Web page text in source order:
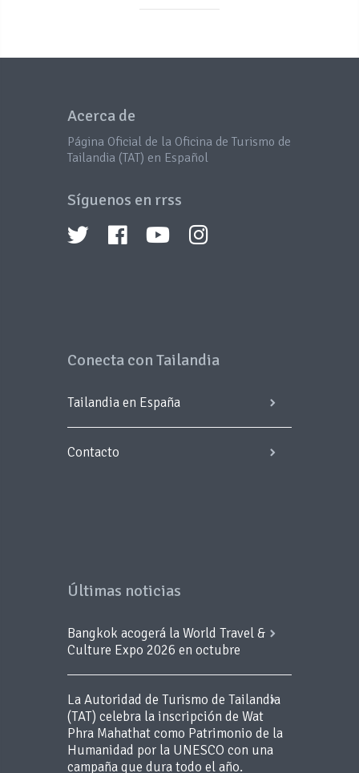
Acerca de
Página Oficial de la Oficina de Turismo de
Tailandia (TAT) en Español
Síguenos en rrss
Conecta con Tailandia
Tailandia en España
Contacto
Últimas noticias
Bangkok acogerá la World Travel &
Culture Expo 2026 en octubre
La Autoridad de Turismo de Tailandia
(TAT) celebra la inscripción de Wat
Phra Mahathat como Patrimonio de la
Humanidad por la UNESCO con una
campaña que dura todo el año.